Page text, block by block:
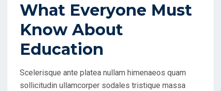
What Everyone Must
Know About
Education
Scelerisque ante platea nullam himenaeos quam
sollicitudin ullamcorper sodales tristique massa